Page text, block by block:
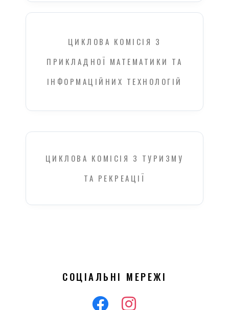
ЦИКЛОВА КОМІСІЯ З
ПРИКЛАДНОЇ МАТЕМАТИКИ ТА
ІНФОРМАЦІЙНИХ ТЕХНОЛОГІЙ
ЦИКЛОВА КОМІСІЯ З ТУРИЗМУ
ТА РЕКРЕАЦІЇ
СОЦІАЛЬНІ МЕРЕЖІ